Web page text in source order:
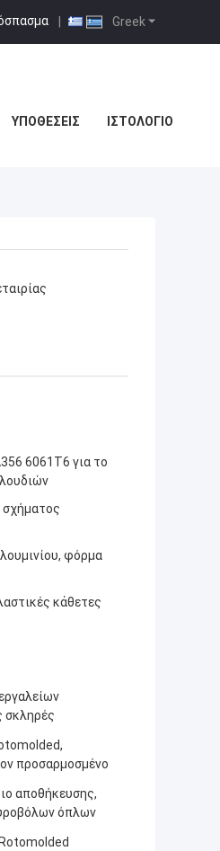
Greek
|
ΥΠΟΘΈΣΕΙΣ ΙΣΤΟΛΌΓΙΟ
6061T6 για το
σχήματος
φόρμα
κάθετες
σκληρές
προσαρμοσμένο
αποθήκευσης,
όπλων